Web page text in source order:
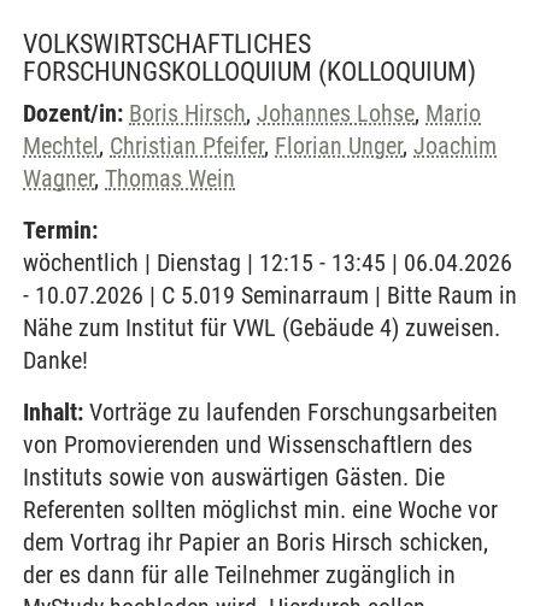
VOLKSWIRTSCHAFTLICHES
FORSCHUNGSKOLLOQUIUM (KOLLOQUIUM)
Dozent/in: Boris Hirsch, Johannes Lohse, Mario
Mechtel, Christian Pfeifer, Florian Unger, Joachim
Wagner, Thomas Wein
Termin:
wöchentlich | Dienstag | 12:15 - 13:45 | 06.04.2026
- 10.07.2026 | C 5.019 Seminarraum | Bitte Raum in
Nähe zum Institut für VWL (Gebäude 4) zuweisen.
Danke!
Inhalt: Vorträge zu laufenden Forschungsarbeiten
von Promovierenden und Wissenschaftlern des
Instituts sowie von auswärtigen Gästen. Die
Referenten sollten möglichst min. eine Woche vor
dem Vortrag ihr Papier an Boris Hirsch schicken,
der es dann für alle Teilnehmer zugänglich in